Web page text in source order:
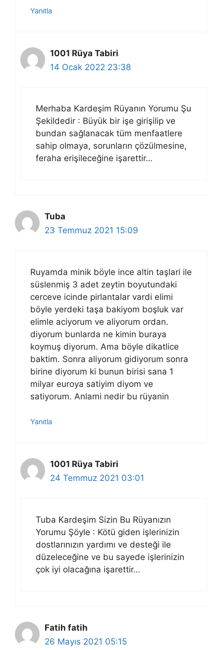
Yanıtla
1001 Rüya Tabiri
14 Ocak 2022 23:38
Merhaba Kardeşim Rüyanın Yorumu Şu
Şekildedir : Büyük bir işe girişilip ve
bundan sağlanacak tüm menfaatlere
sahip olmaya, sorunların çözülmesine,
feraha erişileceğine işarettir…
Tuba
23 Temmuz 2021 15:09
Ruyamda minik böyle ince altin taşlari ile
süslenmiş 3 adet zeytin boyutundaki
cerceve icinde pirlantalar vardi elimi
böyle yerdeki taşa bakiyom boşluk var
elimle aciyorum ve aliyorum ordan.
diyorum bunlarda ne kimin buraya
koymuş diyorum. Ama böyle dikatlice
baktim. Sonra aliyorum gidiyorum sonra
birine diyorum ki bunun birisi sana 1
milyar euroya satiyim diyom ve
satiyorum. Anlami nedir bu rüyanin
Yanıtla
1001 Rüya Tabiri
24 Temmuz 2021 03:01
Tuba Kardeşim Sizin Bu Rüyanızın
Yorumu Şöyle : Kötü giden işlerinizin
dostlarınızın yardımı ve desteği ile
düzeleceğine ve bu sayede işlerinizin
çok iyi olacağına işarettir…
Fatih fatih
26 Mayıs 2021 05:15